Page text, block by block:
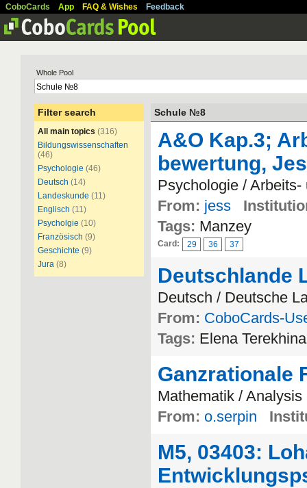
CoboCards App FAQ & Wishes Feedback
Whole Pool
Filter search
All main topics (316)
Bildungswissenschaften
(46)
Psychologie (46)
Deutsch (14)
Landeskunde (11)
Englisch (11)
Psycholgie (10)
Französisch (9)
Geschichte (9)
Jura (8)
Schule №8
A&O Kap.3;
bewertung,
Psychologie /
From: jess
Tags: Manzey
Card: 29 36 37
Deutschlande
Deutsch / Deutsche
From: CoboCards-
Tags: Elena Terekhina
Ganzrationale
Mathematik / Analysis
From: o.serpin
M5, 03403: